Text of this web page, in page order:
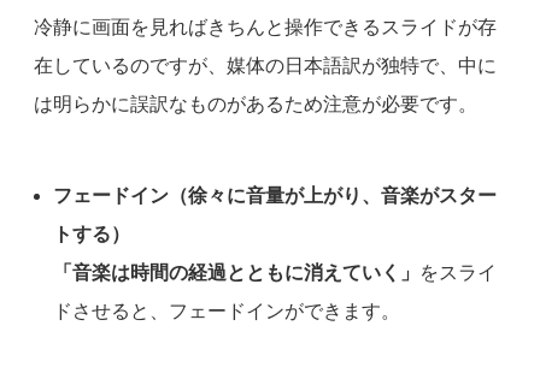
冷静に画面を見ればきちんと操作できるスライドが存
在しているのですが、媒体の日本語訳が独特で、中に
は明らかに誤訳なものがあるため注意が必要です。
フェードイン（徐々に音量が上がり、音楽がスター
トする）
「音楽は時間の経過とともに消えていく」
をスライ
ドさせると、フェードインができます。